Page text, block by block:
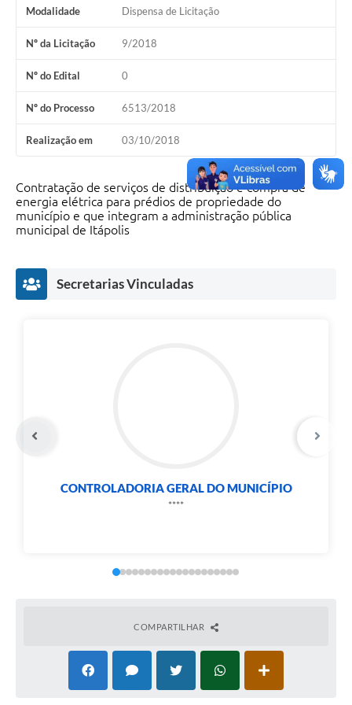
Documentos
Distritos
Água de Qualidade
Gasoduto (Gás Natural)
Feriados Municipais
História
Galeria de Fotos
Audiências Públicas
Modalidade Dispensa de Licitação
Nº da Licitação 9/2018
Nº do Edital 0
Nº do Processo 6513/2018
Realização em 03/10/2018
Contratação de serviços de distribuição e compra de
energia elétrica para prédios de propriedade do
município e que integram a administração pública
municipal de Itápolis
Secretarias Vinculadas
CONTROLADORIA GERAL DO MUNICÍPIO
****
COMPARTILHAR